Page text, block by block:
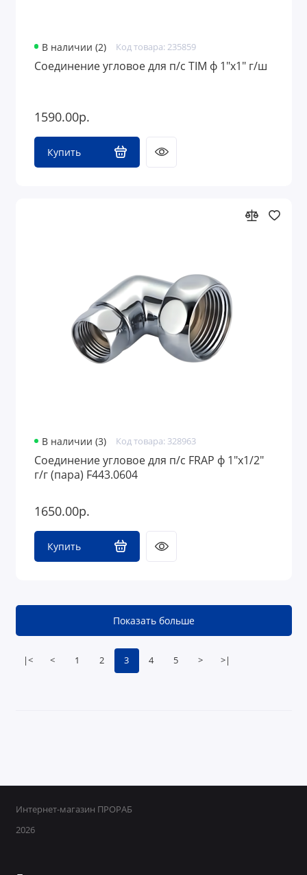
В наличии (2) Код товара: 235859
Соединение угловое для п/с TIM ф 1"х1" г/ш
1590.00р.
Купить
В наличии (3) Код товара: 328963
Соединение угловое для п/с FRAP ф 1"х1/2"
г/г (пара) F443.0604
1650.00р.
Купить
|< < 1 2 3 4 5 > >|
Показать больше
Интернет-магазин ПРОРАБ
2026